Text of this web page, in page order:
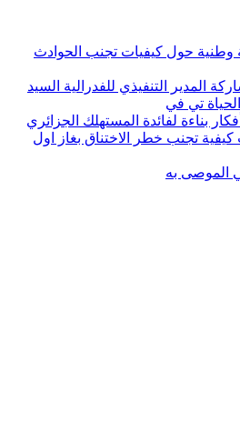
وطنية حول كيفيات تجنب الحوادث
المدير التنفيذي للفدرالية السيد
تي في
بناءة لفائدة المستهلك الجزائري
تجنب خطر الاختناق بغاز اول
الموصى به